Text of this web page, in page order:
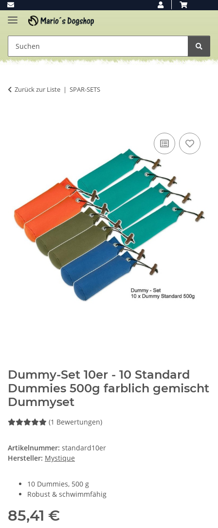
Zurück zur Liste SPAR-SETS
Dummy-Set 10er - 10 Standard
Dummies 500g farblich gemischt
Dummyset
(1 Bewertungen)
Artikelnummer: standard10er
Hersteller: Mystique
10 Dummies, 500 g
Robust & schwimmfähig
85,41 €